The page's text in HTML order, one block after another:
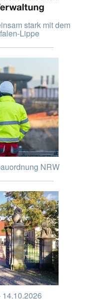
stark mit dem
Lippe
NRW